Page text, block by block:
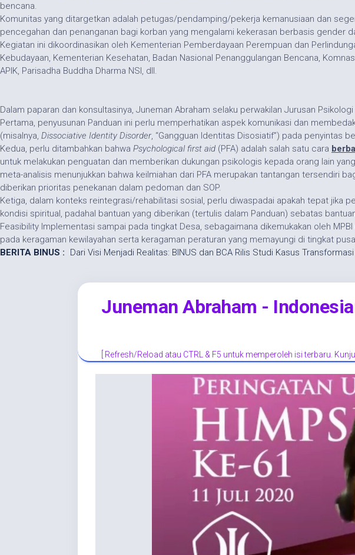
bencana.
Komunitas yang ditargetkan adalah petugas/pendamping/pekerja kemanusiaan dan
pencegahan dan penanganan bagi korban yang mengalami kekerasan berbasis
Kegiatan ini dikoordinasikan oleh Kementerian Pemberdayaan Perempuan dan
Kebudayaan, Kementerian Kesehatan, Badan Nasional Penanggulangan Bencana,
APIK, Parisadha Buddha Dharma NSI, dll.
Dalam paparan dan konsultasinya, Juneman Abraham selaku perwakilan Jurusan
Pertama, penyusunan Panduan ini perlu memperhatikan aspek komunikasi dan
(misalnya, Dissociative Identity Disorder, “Gangguan Identitas Disosiatif”) pada penyintas
Kedua, perlu ditambahkan bahwa Psychological first aid (PFA) adalah salah satu cara
untuk melakukan penguatan dan memberikan dukungan psikologis kepada orang lain
meta-analisis menunjukkan bahwa keilmiahan dari PFA merupakan tantangan tersendiri
diberikan prioritas penekanan dalam pedoman dan SOP.
Ketiga, dalam konteks reintegrasi/rehabilitasi sosial, perlu diwaspadai apakah tepat jika
kondisi spiritual, padahal bantuan yang diberikan (tertulis dalam Panduan) sebatas
Feasibility Implementasi sampai pada tingkat Desa, sebagaimana dikemukakan oleh
pada keragaman kewilayahan serta keragaman peraturan yang memayungi di tingkat
BERITA BINUS :
Dari Visi Menjadi Realitas: BINUS dan BCA Rilis Studi Kasus
Juneman Abraham -
[ Refresh/Reload atau CTRL & F5 untuk memperoleh isi terbaru.